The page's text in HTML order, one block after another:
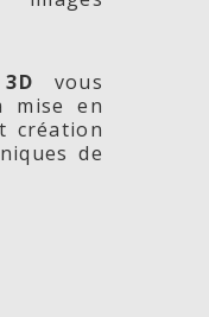
vous
mise en
création
de